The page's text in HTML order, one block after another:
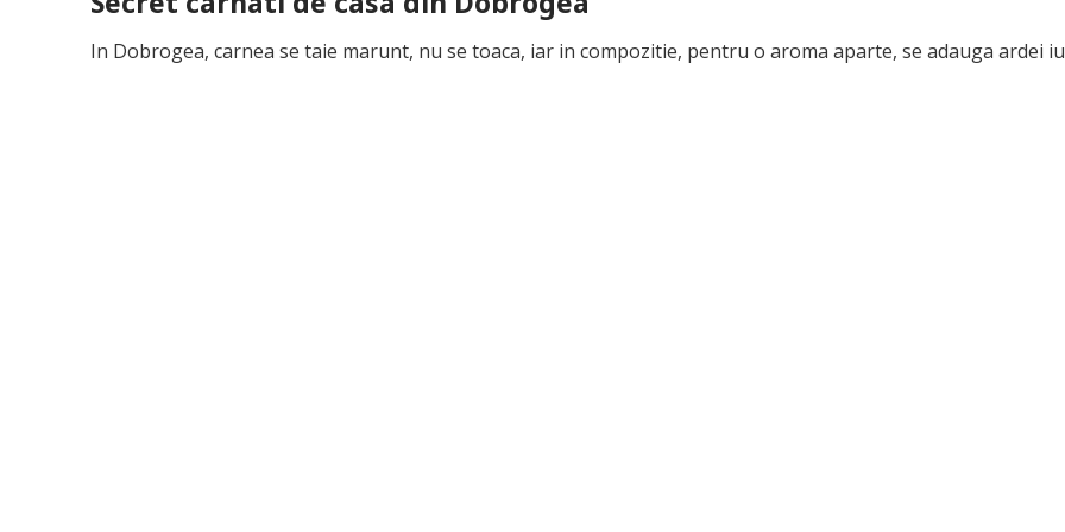
In Dobrogea, carnea se taie marunt, nu se toaca, iar in compozitie, pentru o aroma aparte, se adauga ardei